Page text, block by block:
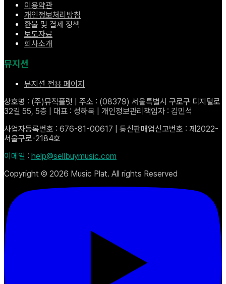
이용약관
개인정보처리방침
환불 및 결제 정책
보도자료
회사소개
뮤지션
뮤지션 전용 페이지
상호명 : (주)뮤직플랫 | 주소 : (08379) 서울특별시 구로구 디지털로
32길 55, 5층 | 대표 : 성하묵 | 개인정보관리책임자 : 김민석
사업자등록번호 : 676-81-00617 | 통신판매업신고번호 : 제2022-
서울구로-2184호
이메일 : help@sellbuymusic.com
Copyright © 2026 Music Plat. All rights Reserved